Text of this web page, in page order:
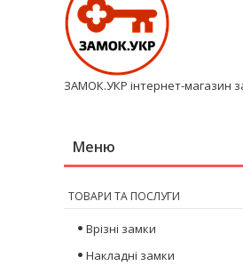
ЗАМОК.УКР інтернет-магазин
ТОВАРИ ТА ПОСЛУГИ
Врізні замки
Накладні замки